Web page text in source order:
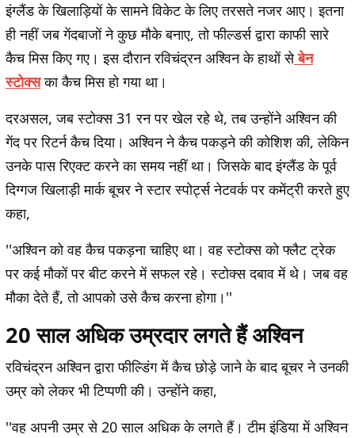
इंग्लैंड के खिलाड़ियों के सामने विकेट के लिए तरसते नजर आए। इतना
ही नहीं जब गेंदबाजों ने कुछ मौके बनाए, तो फील्डर्स द्वारा काफी सारे
कैच मिस किए गए। इस दौरान रविचंद्रन अश्विन के हाथों सेबेन
स्टोक्सका कैच मिस हो गया था।
दरअसल, जब स्टोक्स 31 रन पर खेल रहे थे, तब उन्होंने अश्विन की
गेंद पर रिटर्न कैच दिया। अश्विन ने कैच पकड़ने की कोशिश की, लेकिन
उनके पास रिएक्ट करने का समय नहीं था। जिसके बाद इंग्लैंड के पूर्व
दिग्गज खिलाड़ी मार्क बूचर ने स्टार स्पोर्ट्स नेटवर्क पर कमेंट्री करते हुए
कहा,
''अश्विन को वह कैच पकड़ना चाहिए था। वह स्टोक्स को फ्लैट ट्रेक
पर कई मौकों पर बीट करने में सफल रहे। स्टोक्स दबाव में थे। जब वह
मौका देते हैं, तो आपको उसे कैच करना होगा।''
20 साल अधिक उम्रदार लगते हैं अश्विन
रविचंद्रन अश्विन द्वारा फील्डिंग में कैच छोड़े जाने के बाद बूचर ने उनकी
उम्र को लेकर भी टिप्पणी की। उन्होंने कहा,
''वह अपनी उम्र से 20 साल अधिक के लगते हैं। टीम इंडिया में अश्विन